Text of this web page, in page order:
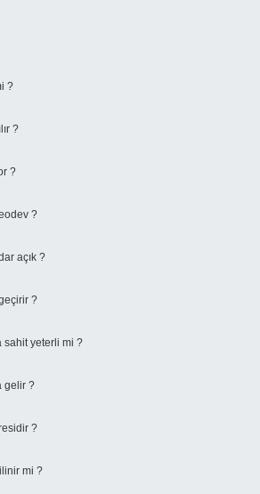
?
?
?
?
açık ?
geçirir ?
sahit yeterli mi ?
gelir ?
?
mi ?